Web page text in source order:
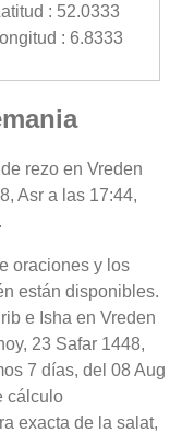
: 52.0333
: 6.8333
rezo en Vreden
Asr a las 17:44,
oraciones y los
están disponibles.
e Isha en Vreden
23 Safar 1448,
7 días, del 08 Aug
cálculo
exacta de la salat,